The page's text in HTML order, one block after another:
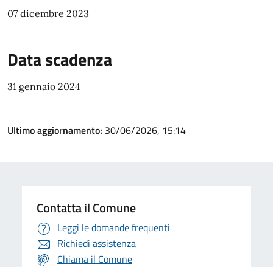
07 dicembre 2023
Data scadenza
31 gennaio 2024
Ultimo aggiornamento: 30/06/2026, 15:14
Contatta il Comune
Leggi le domande frequenti
Richiedi assistenza
Chiama il Comune